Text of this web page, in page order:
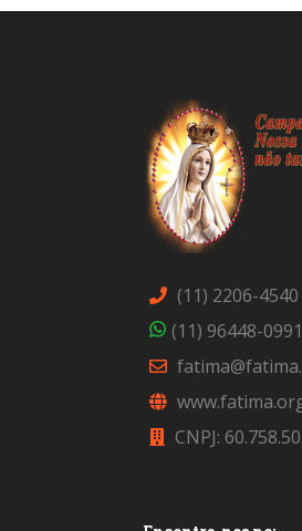
(11) 2206-4540
(11) 96448-0991
CNPJ: